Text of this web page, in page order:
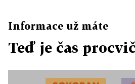
Informace už máte
Teď je čas